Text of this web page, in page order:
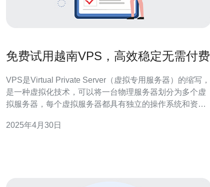
免费试用越南VPS，高效稳定无需付费
VPS是Virtual Private Server（虚拟专用服务器）的缩写，
是一种虚拟化技术，可以将一台物理服务器划分为多个虚
拟服务器，每个虚拟服务器都具有独立的操作系统和资
性：越南VPS提供商使用先进的硬件设备和网络设施，保
2025年4月30日